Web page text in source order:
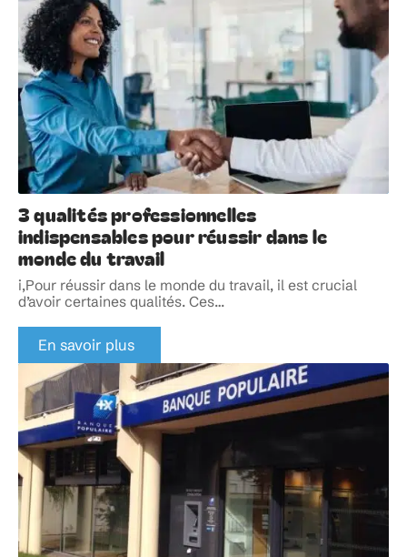
3 qualités professionnelles
indispensables pour réussir dans le
monde du travail
i,Pour réussir dans le monde du travail, il est crucial
d’avoir certaines qualités. Ces…
En savoir plus